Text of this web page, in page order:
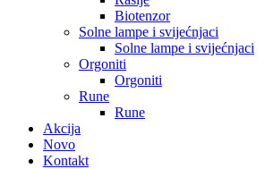
Biotenzor
Solne lampe i svijećnjaci
Solne lampe i svijećnjaci
Orgoniti
Orgoniti
Rune
Rune
Akcija
Novo
Kontakt